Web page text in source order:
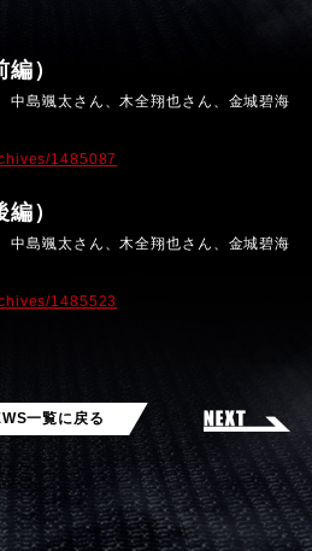
）
中島颯太さん、木全翔也さん、金城碧海
1485087
）
中島颯太さん、木全翔也さん、金城碧海
1485523
一覧に戻る